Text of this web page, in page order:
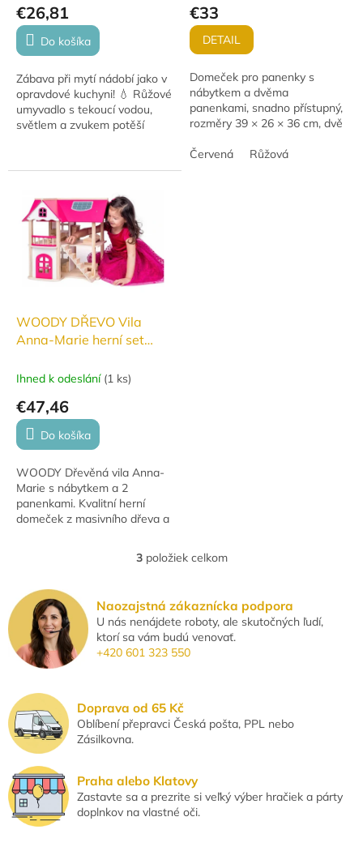
€26,81
Do košíka
Zábava při mytí nádobí jako v
opravdové kuchyni! 💧 Růžové
umyvadlo s tekoucí vodou,
světlem a zvukem potěší
baterie a začíná...
€33
DETAIL
Domeček pro panenky s
nábytkem a dvěma
panenkami, snadno přístupný,
rozměry 39 × 26 × 36 cm, dvě
Červená
Růžová
WOODY DŘEVO Vila
Anna-Marie herní set
panenkami
Ihned k odeslání (1 ks)
€47,46
Do košíka
WOODY Dřevěná vila Anna-
Marie s nábytkem a 2
panenkami. Kvalitní herní
domeček z masivního dřeva a
O
á
d
a
c
p
r
v
v
ý
p
3položiek celkom
Naozajstná zákaznícka podpora
U nás nenájdete roboty, ale skutočných ľudí,
ktorí sa vám budú venovať.
+420 601 323 550
Doprava od 65 Kč
Oblíbení přepravci Česká pošta, PPL nebo
Zásilkovna.
Praha alebo Klatovy
Zastavte sa a prezrite si veľký výber hračiek a párty
doplnkov na vlastné oči.